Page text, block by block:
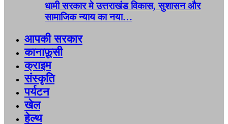
धामी सरकार मे उत्तराखंड विकास, सुशासन और
सामाजिक न्याय का नया…
आपकी सरकार
कानाफ़ूसी
क्राइम
संस्कृति
पर्यटन
खेल
हेल्थ